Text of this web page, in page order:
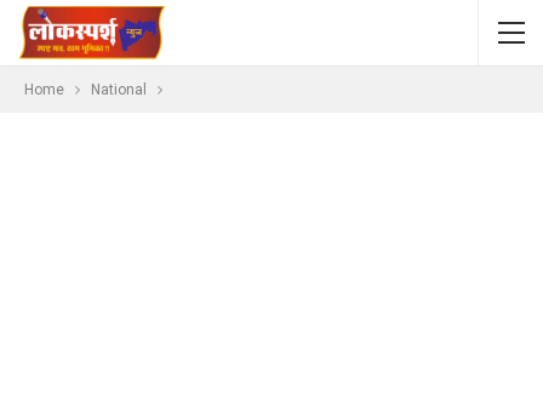
Home National